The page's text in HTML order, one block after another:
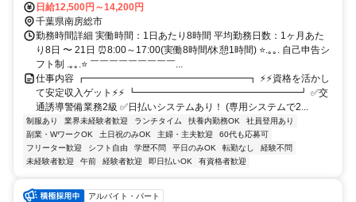
動の心配は不要です♪
日給12,500円～14,200円
千葉県南房総市
勤務時間詳細 実働時間：1日あたり8時間 平均勤務日数：1ヶ月あた
り8日 〜 21日 ⏰8:00～17:00(実働8時間/休憩1時間) ⭐.｡｡. 自己申告シ
フト制 .｡｡.⭐ ￣￣￣￣￣￣￣￣￣...
仕事内容 ┏━━━━━━━━━━━━━━━━━┓ ⚡⚡資格を活かし
て安定収入ゲット⚡⚡ ┗━━━━━━━━━━━━━━━━━┛ ✅交
通誘導警備業務2級 ✅日払いシステムあり！ (専用システムで2...
制服あり 業界未経験者歓迎 ランチタイム 扶養内勤務OK
社員登用あり
副業・WワークOK
土日祝のみOK 主婦・主夫歓迎
60代も応募可
フリーター歓迎
シフト自由 学歴不問 平日のみOK 転勤なし
経験不問
未経験者歓迎
午前 経験者歓迎 即日払いOK 有資格者歓迎
アルバイト・パート